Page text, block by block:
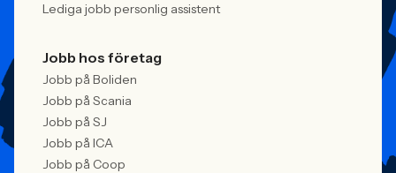
Lediga jobb personlig assistent
Jobb hos företag
Jobb på Boliden
Jobb på Scania
Jobb på SJ
Jobb på ICA
Jobb på Coop